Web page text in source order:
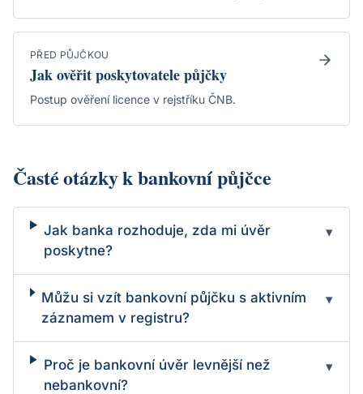
PŘED PŮJČKOU
Jak ověřit poskytovatele půjčky
Postup ověření licence v rejstříku ČNB.
Časté otázky k bankovní půjčce
Jak banka rozhoduje, zda mi úvěr
poskytne?
▾
Můžu si vzít bankovní půjčku s aktivním
záznamem v registru?
▾
Proč je bankovní úvěr levnější než
nebankovní?
▾